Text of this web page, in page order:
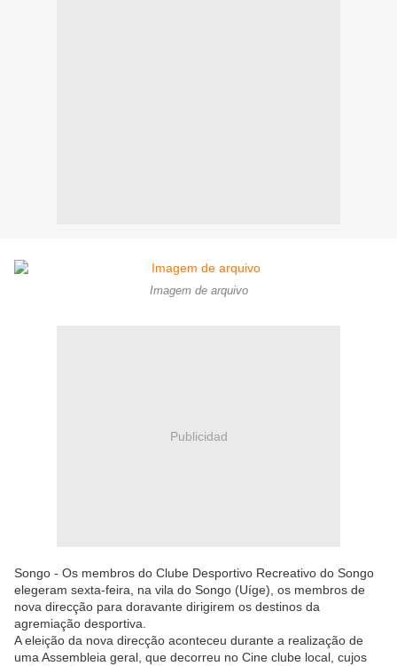
Imagem de arquivo
Publicidad
Songo - Os membros do Clube Desportivo Recreativo do Songo
elegeram sexta-feira, na vila do Songo (Uíge), os membros de
nova direcção para doravante dirigirem os destinos da
agremiação desportiva.
A eleição da nova direcção aconteceu durante a realização de
uma Assembleia geral, que decorreu no Cine clube local, cujos